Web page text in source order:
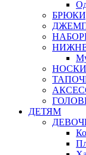
НОСКИ
ДЕТЯМ